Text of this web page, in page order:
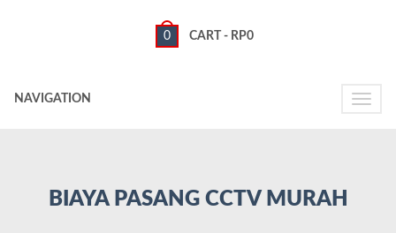
0 CART - RP0
Toggle
NAVIGATION
BIAYA PASANG CCTV MURAH